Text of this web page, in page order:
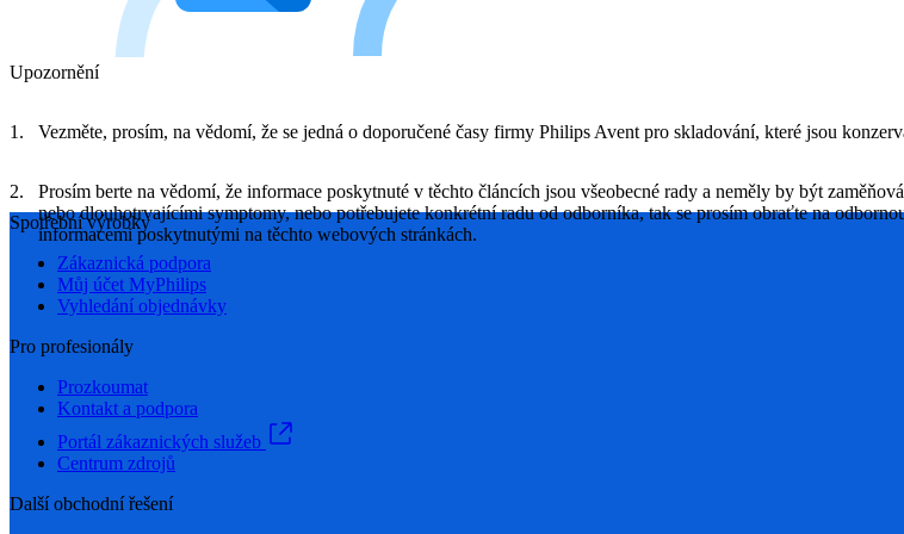
Upozornění
Vezměte, prosím, na vědomí, že se jedná o doporučené časy firmy Philips Avent pro skladování, které jsou
Prosím berte na vědomí, že informace poskytnuté v těchto článcích jsou všeobecné rady a neměly by být
nebo dlouhotrvajícími symptomy, nebo potřebujete konkrétní radu od odborníka, tak se prosím obraťte na
informacemi poskytnutými na těchto webových stránkách.
Spotřební výrobky
Zákaznická podpora
Můj účet MyPhilips
Vyhledání objednávky
Pro profesionály
Prozkoumat
Kontakt a podpora
Portál zákaznických služeb
Centrum zdrojů
Další obchodní řešení